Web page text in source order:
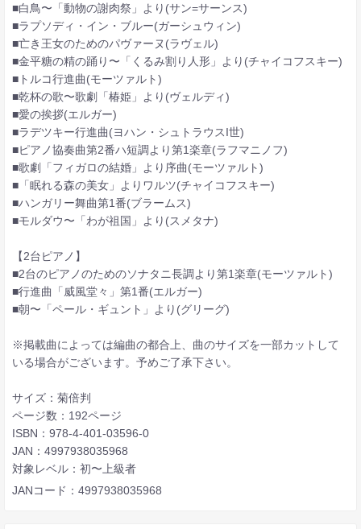
■白鳥〜「動物の謝肉祭」より(サン=サーンス)
■ラプソディ・イン・ブルー(ガーシュウィン)
■亡き王女のためのパヴァーヌ(ラヴェル)
■金平糖の精の踊り〜「くるみ割り人形」より(チャイコフスキー)
■トルコ行進曲(モーツァルト)
■乾杯の歌〜歌劇「椿姫」より(ヴェルディ)
■愛の挨拶(エルガー)
■ラデツキー行進曲(ヨハン・シュトラウスI世)
■ピアノ協奏曲第2番ハ短調より第1楽章(ラフマニノフ)
■歌劇「フィガロの結婚」より序曲(モーツァルト)
■「眠れる森の美女」よりワルツ(チャイコフスキー)
■ハンガリー舞曲第1番(ブラームス)
■モルダウ〜「わが祖国」より(スメタナ)
【2台ピアノ】
■2台のピアノのためのソナタニ長調より第1楽章(モーツァルト)
■行進曲「威風堂々」第1番(エルガー)
■朝〜「ペール・ギュント」より(グリーグ)
※掲載曲によっては編曲の都合上、曲のサイズを一部カットして
いる場合がございます。予めご了承下さい。
サイズ：菊倍判
ページ数：192ページ
ISBN：978-4-401-03596-0
JAN：4997938035968
対象レベル：初〜上級者
JANコード：4997938035968